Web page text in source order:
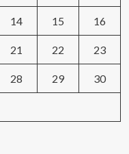
14 15 16
21 22 23
28 29 30